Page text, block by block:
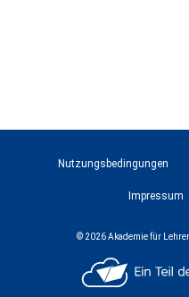
Nutzungsbedingungen
Impressum
© 2026 Akademie für